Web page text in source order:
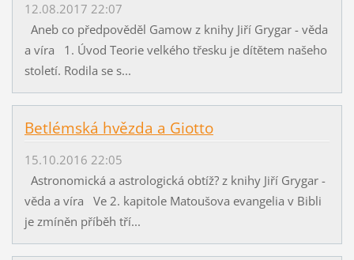
12.08.2017 22:07
Aneb co předpověděl Gamow z knihy Jiří Grygar - věda
a víra 1. Úvod Teorie velkého třesku je dítětem našeho
století. Rodila se s...
Betlémská hvězda a Giotto
15.10.2016 22:05
Astronomická a astrologická obtíž? z knihy Jiří Grygar -
věda a víra Ve 2. kapitole Matoušova evangelia v Bibli
je zmíněn příběh tří...